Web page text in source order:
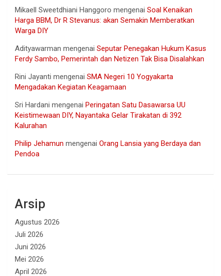
Mikaell Sweetdhiani Hanggoro mengenai Soal Kenaikan
Harga BBM, Dr R Stevanus: akan Semakin Memberatkan
Warga DIY
Adityawarman mengenai Seputar Penegakan Hukum Kasus
Ferdy Sambo, Pemerintah dan Netizen Tak Bisa Disalahkan
Rini Jayanti mengenai SMA Negeri 10 Yogyakarta
Mengadakan Kegiatan Keagamaan
Sri Hardani mengenai Peringatan Satu Dasawarsa UU
Keistimewaan DIY, Nayantaka Gelar Tirakatan di 392
Kalurahan
Philip Jehamun mengenai Orang Lansia yang Berdaya dan
Pendoa
Arsip
Agustus 2026
Juli 2026
Juni 2026
Mei 2026
April 2026